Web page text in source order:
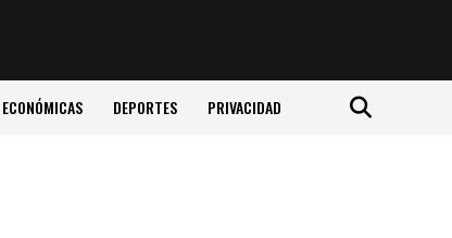
ECONÓMICAS DEPORTES PRIVACIDAD